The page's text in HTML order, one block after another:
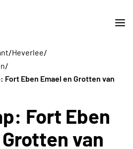
/Heverlee/
/
Eben Emael en Grotten van
Fort Eben
van